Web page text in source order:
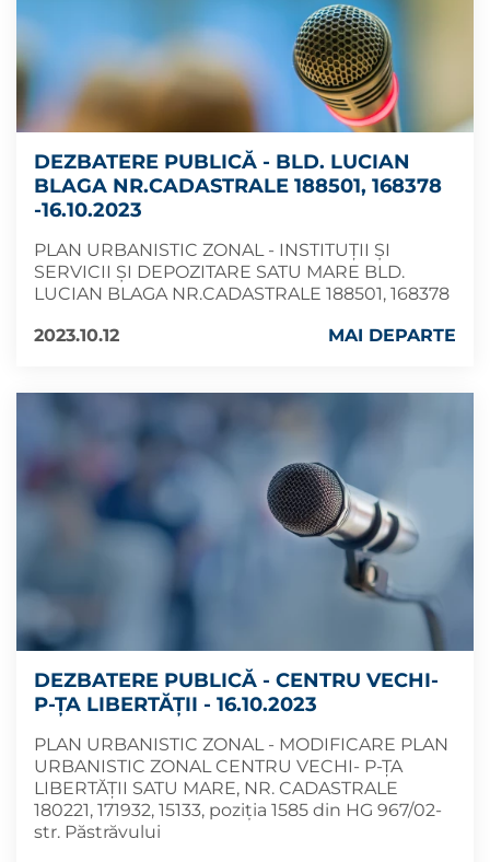
DEZBATERE PUBLICĂ - BLD. LUCIAN
BLAGA NR.CADASTRALE 188501, 168378
-16.10.2023
PLAN URBANISTIC ZONAL - INSTITUȚII ȘI
SERVICII ȘI DEPOZITARE SATU MARE BLD.
LUCIAN BLAGA NR.CADASTRALE 188501, 168378
2023.10.12
MAI DEPARTE
DEZBATERE PUBLICĂ - CENTRU VECHI-
P-ȚA LIBERTĂȚII - 16.10.2023
PLAN URBANISTIC ZONAL - MODIFICARE PLAN
URBANISTIC ZONAL CENTRU VECHI- P-ȚA
LIBERTĂȚII SATU MARE, NR. CADASTRALE
180221, 171932, 15133, poziția 1585 din HG 967/02-
str. Păstrăvului